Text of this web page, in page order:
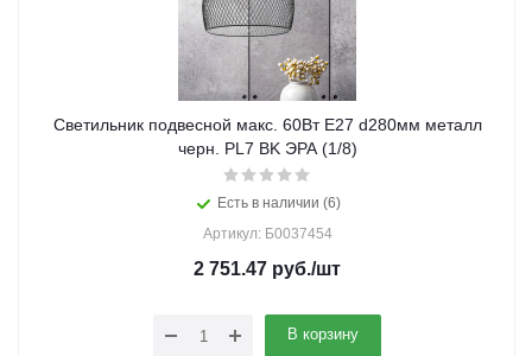
Светильник подвесной макс. 60Вт E27 d280мм металл
черн. PL7 BK ЭРА (1/8)
Есть в наличии (6)
Артикул: Б0037454
2 751.47 руб./шт
В корзину